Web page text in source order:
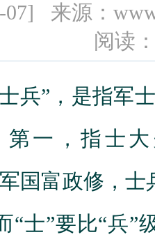
07] 来源：
阅读
”，是指军士
一，指士
国富政修，
“士”要比“兵”